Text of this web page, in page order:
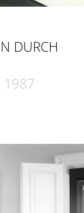
DURCH
1987